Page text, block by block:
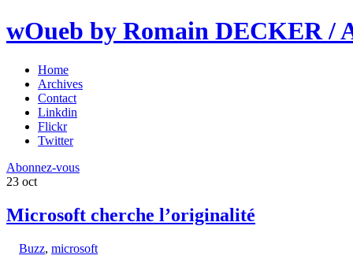
wOueb by Romain DECKER /
Home
Archives
Contact
Linkdin
Flickr
Twitter
Abonnez-vous
23 oct
Microsoft cherche l’originalité
Buzz, microsoft